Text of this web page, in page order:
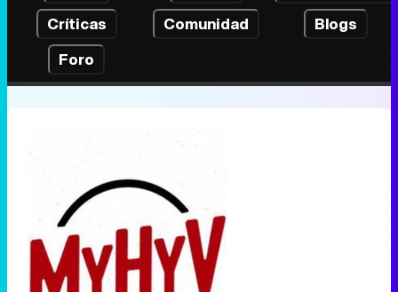
Críticas
Comunidad
Blogs
Foro